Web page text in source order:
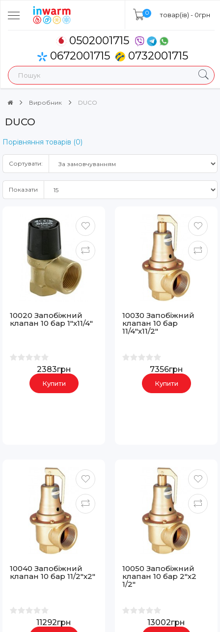
0 товар(ів) - 0грн
0502001715
0672001715
0732001715
Виробник DUCO
DUCO
Порівняння товарів (0)
Сортувати:
Показати
10020 Запобіжний
клапан 10 бар 1"х11/4"
2383грн
Купити
10030 Запобіжний
клапан 10 бар
11/4"х11/2"
7356грн
Купити
10040 Запобіжний
клапан 10 бар 11/2"х2"
11292грн
10050 Запобіжний
клапан 10 бар 2"х2
1/2"
13002грн